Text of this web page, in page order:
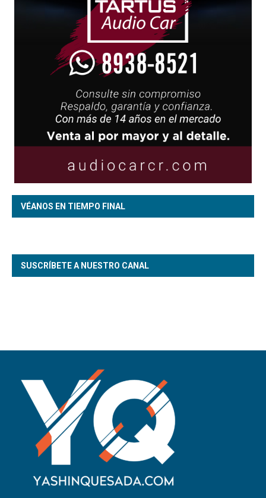
VÉANOS EN TIEMPO FINAL
SUSCRÍBETE A NUESTRO CANAL